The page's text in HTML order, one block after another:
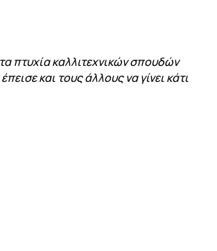
πτυχία καλλιτεχνικών σπουδών
και τους άλλους να γίνει κάτι